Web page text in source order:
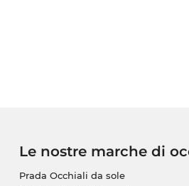
Le nostre marche di
Prada Occhiali da sole